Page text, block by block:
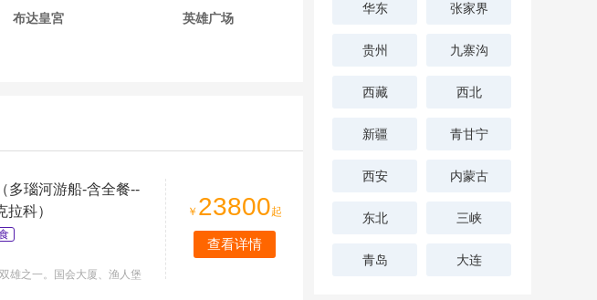
布达皇宮 英雄广场
（多瑙河游船-含全餐--
科）
雄之一。国会大厦、渔人堡
￥ 23800起
查看详情
华东 张家界
贵州 九寨沟
西藏 西北
新疆 青甘宁
西安 内蒙古
东北 三峡
青岛 大连